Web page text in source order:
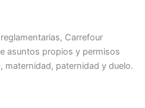
Carrefour
asuntos propios y permisos
maternidad, paternidad y duelo.